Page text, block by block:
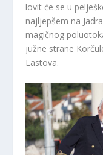
lovit će se u
najljepšem na
magičnog
južne strane
Lastova.